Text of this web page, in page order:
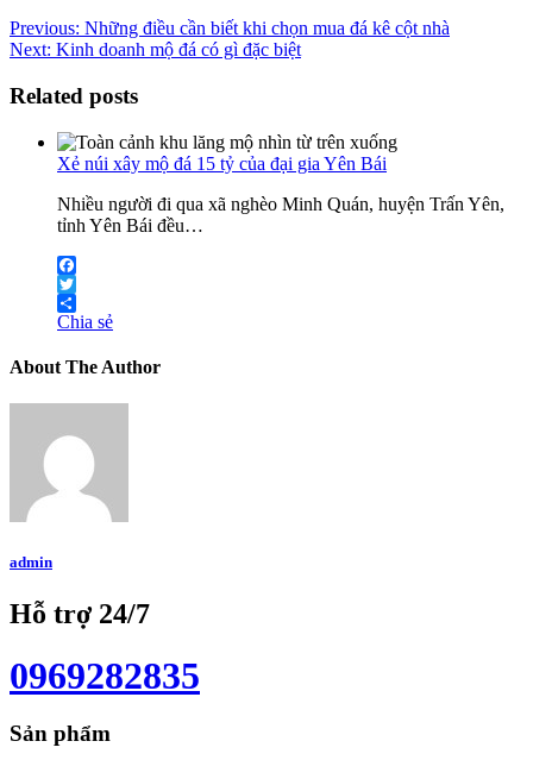
Previous: Những điều cần biết khi chọn mua đá kê cột nhà
Next: Kinh doanh mộ đá có gì đặc biệt
Related posts
Xẻ núi xây mộ đá 15 tỷ của đại gia Yên Bái
Nhiều người đi qua xã nghèo Minh Quán, huyện Trấn Yên,
tỉnh Yên Bái đều…
Facebook
Twitter
Chia sẻ
About The Author
admin
Hỗ trợ 24/7
0969282835
Sản phẩm